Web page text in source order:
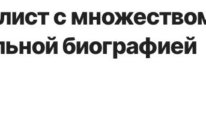
с
биографией